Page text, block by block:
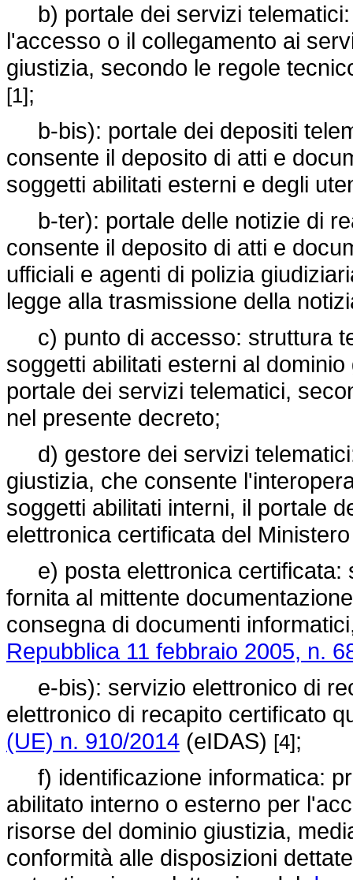
b) portale dei servizi telematici:
l'accesso o il collegamento ai
giustizia, secondo le regole
[1];
b-bis): portale dei depositi
consente il deposito di atti e
soggetti abilitati esterni e degli
b-ter): portale delle notizie di
consente il deposito di atti e
ufficiali e agenti di polizia
legge alla trasmissione della
c) punto di accesso: struttura
soggetti abilitati esterni al
portale dei servizi telematici,
nel presente decreto;
d) gestore dei servizi
giustizia, che consente
soggetti abilitati interni, il portale
elettronica certificata del
e) posta elettronica certificata:
fornita al mittente
consegna di documenti
Repubblica 11 febbraio 2005, n.
e-bis): servizio elettronico di
elettronico di recapito certificato
(UE) n. 910/2014 (eIDAS) [4];
f) identificazione informatica:
abilitato interno o esterno per
risorse del dominio giustizia,
conformità alle disposizioni